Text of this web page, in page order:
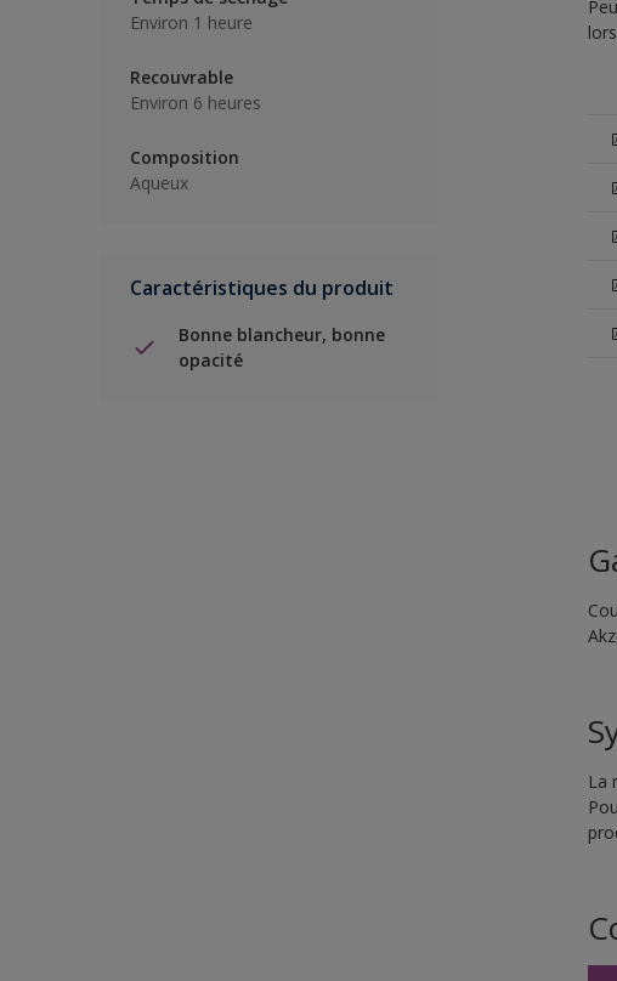
Environ 1 heure
Recouvrable
Environ 6 heures
Composition
Aqueux
Caractéristiques du produit
Bonne blancheur, bonne
opacité
La